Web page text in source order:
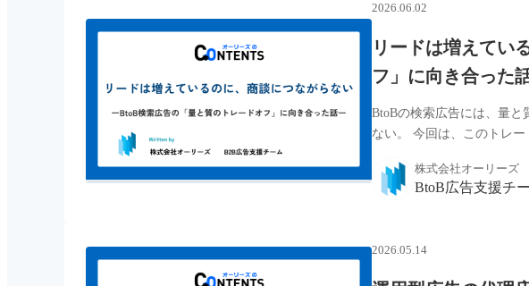
2026.06.02
リードは増えてい
フ」に向き合った
BtoBの検索広告には、量
ない。 今回は、このトレ
株式会社オーリーズ
BtoB広告支援チ
2026.05.14